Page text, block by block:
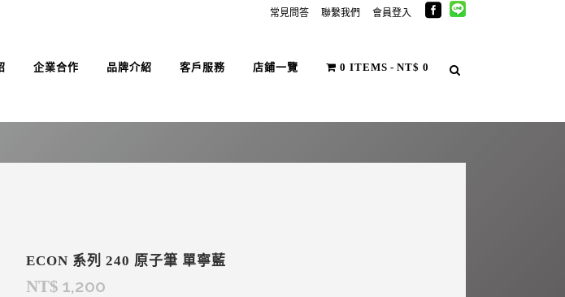
常見問答 聯繫我們 會員登入
企業合作 品牌介紹 客戶服務 店鋪一覽 0 ITEMS NT$ 0
ECON 系列 240 原子筆 單寧藍
NT$ 1,200